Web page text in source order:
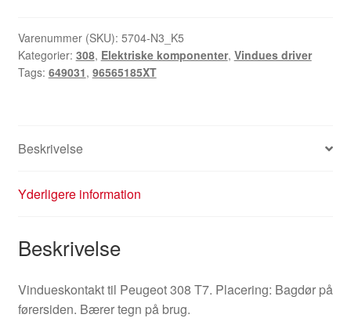
vindue
Peugeot
308
Varenummer (SKU): 5704-N3_K5
Kategorier: 308, Elektriske komponenter, Vindues driver
Tags: 649031, 96565185XT
Beskrivelse
Yderligere information
Beskrivelse
Vindueskontakt til Peugeot 308 T7. Placering: Bagdør på
førersiden. Bærer tegn på brug.